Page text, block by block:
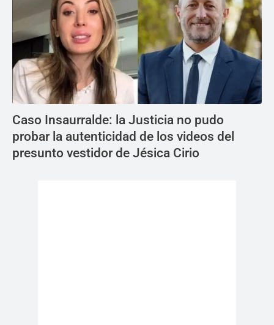
Caso Insaurralde: la Justicia no pudo
probar la autenticidad de los videos del
presunto vestidor de Jésica Cirio